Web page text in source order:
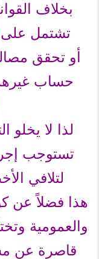
بخلاف
تشتمل على
أو تحقق
حساب غيرهم
لذا لا يخلو
تستوجب
لتلافي
هذا فضلاً عن
والعمومية
قاصرة عن